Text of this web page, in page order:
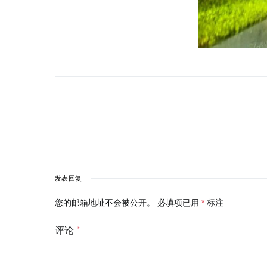
发表回复
您的邮箱地址不会被公开。 必填项已用 * 标注
评论 *